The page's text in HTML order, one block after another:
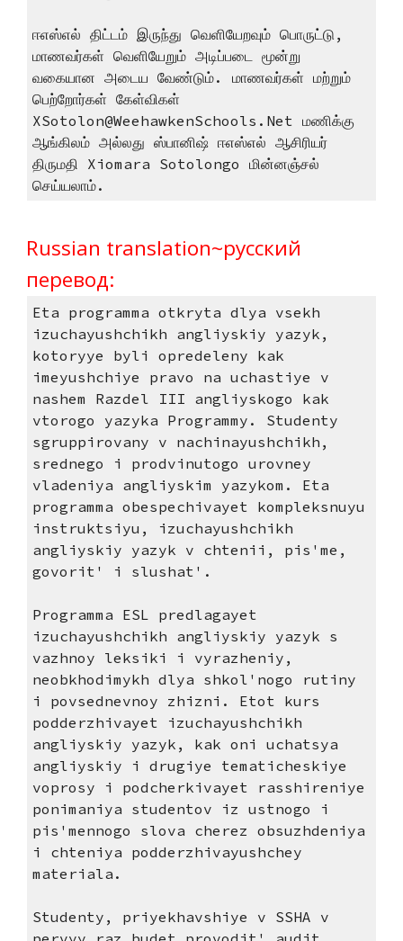
ஈஎஸ்எல் திட்டம் இருந்து வெளியேறவும் பொருட்டு,
மாணவர்கள் வெளியேறும் அடிப்படை மூன்று
வகையான அடைய வேண்டும். மாணவர்கள் மற்றும்
பெற்றோர்கள் கேள்விகள்
XSotolon@WeehawkenSchools.Net மணிக்கு
ஆங்கிலம் அல்லது ஸ்பானிஷ் ஈஎஸ்எல் ஆசிரியர்
திருமதி Xiomara Sotolongo மின்னஞ்சல்
செய்யலாம்.
Russian translation~русский
перевод:
Eta programma otkryta dlya vsekh
izuchayushchikh angliyskiy yazyk,
kotoryye byli opredeleny kak
imeyushchiye pravo na uchastiye v
nashem Razdel III angliyskogo kak
vtorogo yazyka Programmy. Studenty
sgruppirovany v nachinayushchikh,
srednego i prodvinutogo urovney
vladeniya angliyskim yazykom. Eta
programma obespechivayet kompleksnuyu
instruktsiyu, izuchayushchikh
angliyskiy yazyk v chtenii, pis'me,
govorit' i slushat'.
Programma ESL predlagayet
izuchayushchikh angliyskiy yazyk s
vazhnoy leksiki i vyrazheniy,
neobkhodimykh dlya shkol'nogo rutiny
i povsednevnoy zhizni. Etot kurs
podderzhivayet izuchayushchikh
angliyskiy yazyk, kak oni uchatsya
angliyskiy i drugiye tematicheskiye
voprosy i podcherkivayet rasshireniye
ponimaniya studentov iz ustnogo i
pis'mennogo slova cherez obsuzhdeniya
i chteniya podderzhivayushchey
materiala.
Studenty, priyekhavshiye v SSHA v